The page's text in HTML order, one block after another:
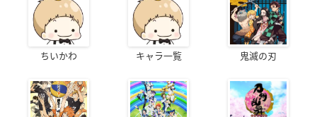
ちいかわ キャラ一覧 鬼滅の刃